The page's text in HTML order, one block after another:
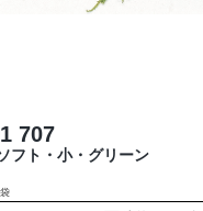
SNS
707
フト・小・グリーン